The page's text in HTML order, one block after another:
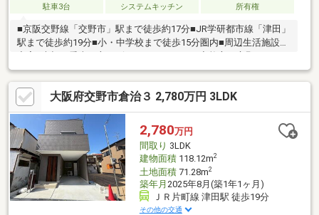
駐車3台
システムキッチン 所有権
■京阪交野線「交野市」駅まで徒歩約17分■JR学研都市線「津田」
駅まで徒歩約19分■小・中学校まで徒歩15分圏内■周辺生活施設が
に強いのは住まいセレクト枚方店！！◇御浜住宅グループで「枚
方市内12年住宅着工棟数No.1」◇地域密着だからこその知識と情
報量でお客様にぴったりの物件をご紹介いたします
大阪府交野市倉治３ 2,780万円 3LDK
2,780万円
間取り 3LDK
建物面積118.12m2
土地面積71.28m2
築年月 2025年8月(築1年1ヶ月)
ＪＲ片町線 津田駅 徒歩19分
その他の交通